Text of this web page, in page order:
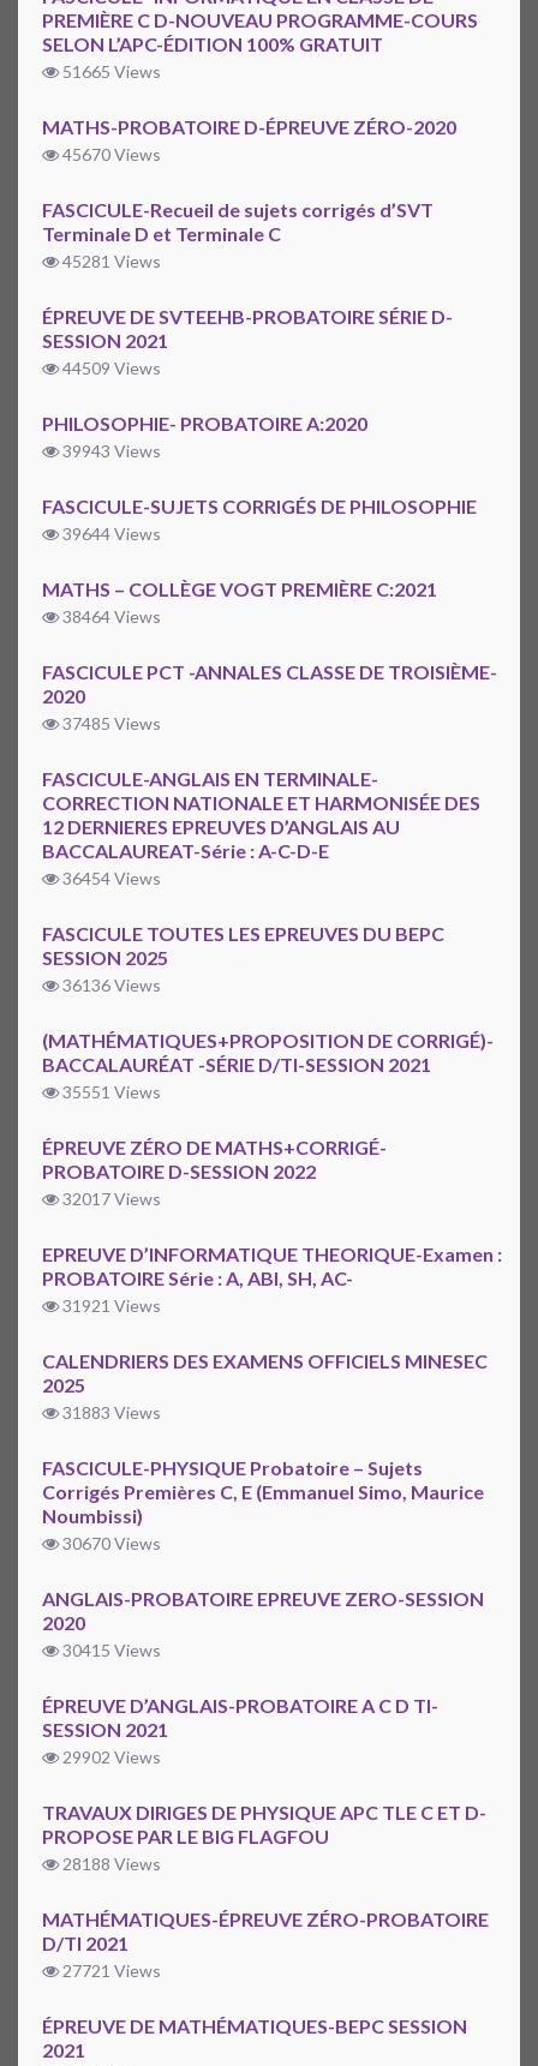
PREMIÈRE C D-NOUVEAU PROGRAMME-COURS
SELON L’APC-ÉDITION 100% GRATUIT
51665 Views
MATHS-PROBATOIRE D-ÉPREUVE ZÉRO-2020
45670 Views
FASCICULE-Recueil de sujets corrigés d’SVT
Terminale D et Terminale C
45281 Views
ÉPREUVE DE SVTEEHB-PROBATOIRE SÉRIE D-
SESSION 2021
44509 Views
PHILOSOPHIE- PROBATOIRE A:2020
39943 Views
FASCICULE-SUJETS CORRIGÉS DE PHILOSOPHIE
39644 Views
MATHS – COLLÈGE VOGT PREMIÈRE C:2021
38464 Views
FASCICULE PCT -ANNALES CLASSE DE TROISIÈME-
2020
37485 Views
FASCICULE-ANGLAIS EN TERMINALE-
CORRECTION NATIONALE ET HARMONISÉE DES
12 DERNIERES EPREUVES D’ANGLAIS AU
BACCALAUREAT-Série : A-C-D-E
36454 Views
FASCICULE TOUTES LES EPREUVES DU BEPC
SESSION 2025
36136 Views
(MATHÉMATIQUES+PROPOSITION DE CORRIGÉ)-
BACCALAURÉAT -SÉRIE D/TI-SESSION 2021
35551 Views
ÉPREUVE ZÉRO DE MATHS+CORRIGÉ-
PROBATOIRE D-SESSION 2022
32017 Views
EPREUVE D’INFORMATIQUE THEORIQUE-Examen :
PROBATOIRE Série : A, ABI, SH, AC-
31921 Views
CALENDRIERS DES EXAMENS OFFICIELS MINESEC
2025
31883 Views
FASCICULE-PHYSIQUE Probatoire – Sujets
Corrigés Premières C, E (Emmanuel Simo, Maurice
Noumbissi)
30670 Views
ANGLAIS-PROBATOIRE EPREUVE ZERO-SESSION
2020
30415 Views
ÉPREUVE D’ANGLAIS-PROBATOIRE A C D TI-
SESSION 2021
29902 Views
TRAVAUX DIRIGES DE PHYSIQUE APC TLE C ET D-
PROPOSE PAR LE BIG FLAGFOU
28188 Views
MATHÉMATIQUES-ÉPREUVE ZÉRO-PROBATOIRE
D/TI 2021
27721 Views
ÉPREUVE DE MATHÉMATIQUES-BEPC SESSION
2021